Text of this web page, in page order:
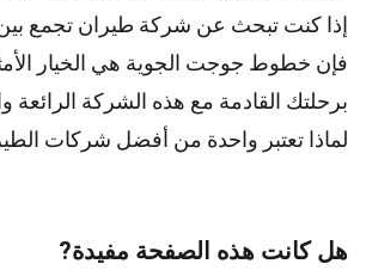
إذا كنت تبحث عن شركة طيران تجمع
فإن خطوط جوجت الجوية هي الخيار
برحلتك القادمة مع هذه الشركة
لماذا تعتبر واحدة من أفضل شركات
هل كانت هذه الصفحة مفيدة?